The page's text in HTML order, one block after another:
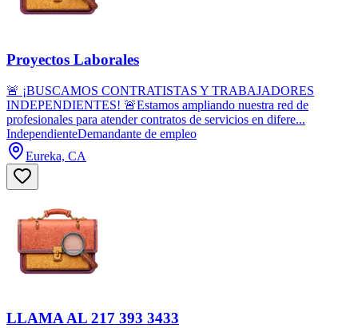
Proyectos Laborales
🚨 ¡BUSCAMOS CONTRATISTAS Y TRABAJADORES
INDEPENDIENTES! 🚨Estamos ampliando nuestra red de
profesionales para atender contratos de servicios en difere...
IndependienteDemandante de empleo
Eureka, CA
LLAMA AL 217 393 3433